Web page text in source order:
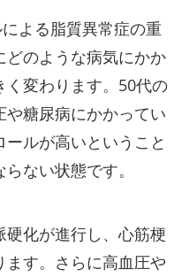
よる脂質異常症の重
どのような病気にかか
く変わります。50代の
糖尿病にかかってい
ルが高いということ
ない状態です。
化が進行し、心筋梗
す。さらに高血圧や